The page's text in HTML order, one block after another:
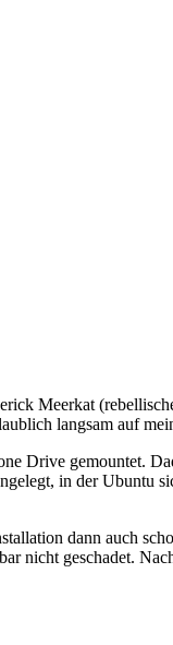
Meerkat
langsam auf
Drive gemountet.
in der
dann auch
nicht geschadet.